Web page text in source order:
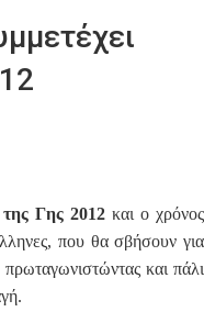
Γης 2012 και ο χρόνος
που θα σβήσουν για
και πάλι